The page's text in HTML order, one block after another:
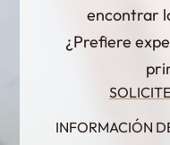
encontrar
¿Prefiere
INFORMACIÓN